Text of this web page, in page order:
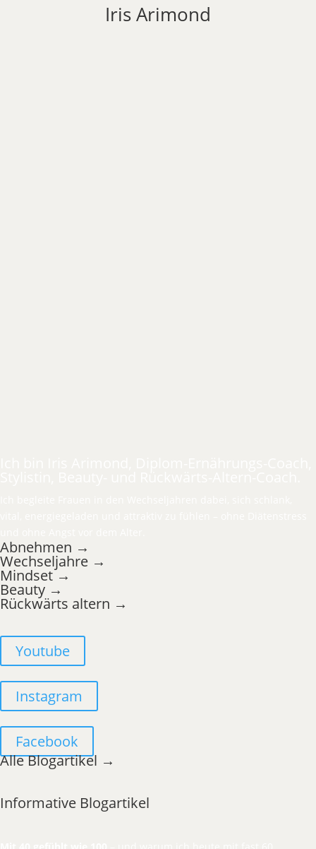
Iris Arimond
Abnehmen →
Wechseljahre →
Mindset →
Beauty →
Rückwärts altern →
Youtube
Instagram
Facebook
Alle Blogartikel →
Informative Blogartikel